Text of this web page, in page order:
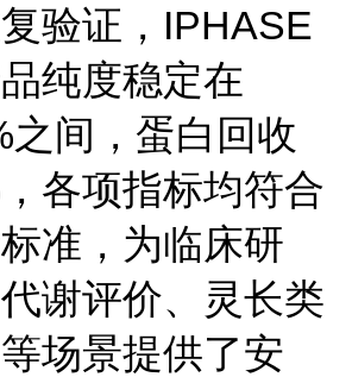
验证，IPHASE
纯度稳定在
之间，蛋白回收
各项指标均符合
准，为临床研
谢评价、灵长类
场景提供了安